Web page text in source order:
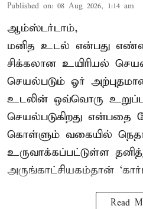
Published on: 08 Aug 2026, 1:14 am
ஆம்ஸ்டர்டாம்,
மனித உடல் என்பது
சிக்கலான உயிரியல்
செயல்படும் ஓர்
உடலின் ஒவ்வொரு
செயல்படுகிறது என்பதை
கொள்ளும் வகையில்
உருவாக்கப்பட்டுள்ள
அருங்காட்சியகம்தான்
Read